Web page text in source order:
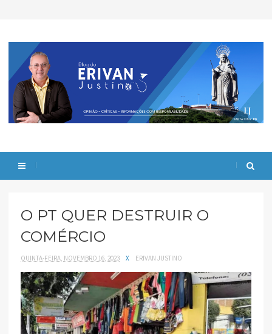
O PT QUER DESTRUIR O
COMÉRCIO
QUINTA-FEIRA, NOVEMBRO 16, 2023 X ERIVAN JUSTINO